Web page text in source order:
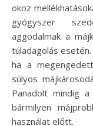
okoz
gyógyszer
aggodalmak a
túladagolás
ha a
súlyos
Panadolt mindig
bármilyen
használat előtt.